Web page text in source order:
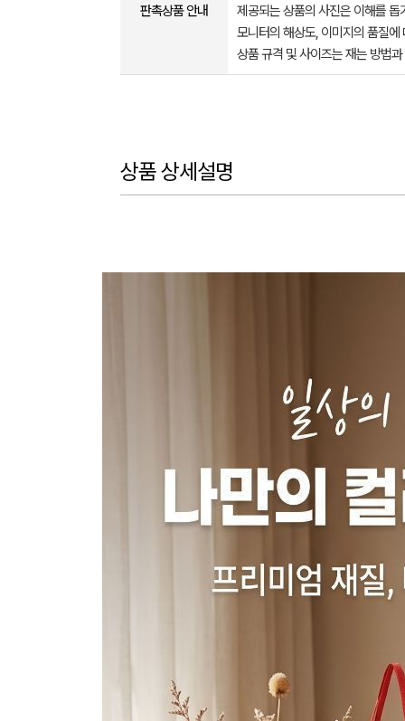
판촉상품 안내
제공되는 상품의 사진은 이해를
모니터의 해상도, 이미지의 품질
상품 규격 및 사이즈는 재는 방법
상품 상세설명